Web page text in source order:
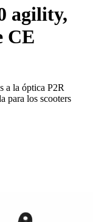
agility,
CE
a la óptica P2R
para los scooters